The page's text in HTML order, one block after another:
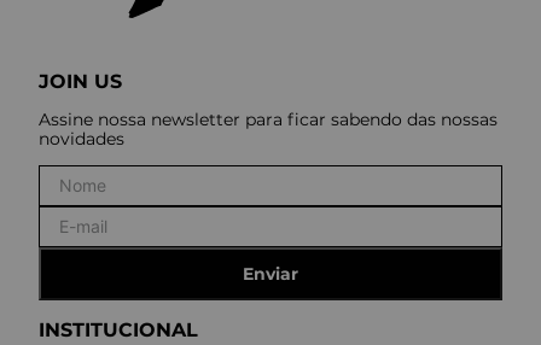
INSTITUCIONAL
JOIN US
Assine nossa newsletter para ficar sabendo das nossas
novidades
Enviar